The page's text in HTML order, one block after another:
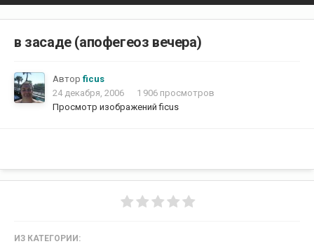
в засаде (апофегеоз вечера)
Автор ficus
24 декабря, 2006
1 906 просмотров
Просмотр изображений ficus
ИЗ КАТЕГОРИИ: